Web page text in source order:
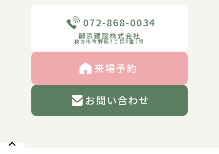
072-868-0034
御浜建設株式会社
枚方市牧野阪2丁目8番2号
来場予約
お問い合わせ